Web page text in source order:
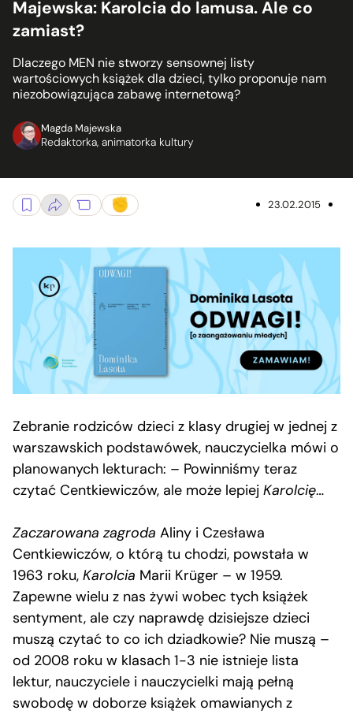
Majewska: Karolcia do lamusa. Ale co
zamiast?
Dlaczego MEN nie stworzy sensownej listy
wartościowych książek dla dzieci, tylko proponuje nam
niezobowiązująca zabawę internetową?
Magda Majewska
Redaktorka, animatorka kultury
23.02.2015
Zebranie rodziców dzieci z klasy drugiej w jednej z
warszawskich podstawówek, nauczycielka mówi o
planowanych lekturach: – Powinniśmy teraz
czytać Centkiewiczów, ale może lepiej Karolcię…
Zaczarowana zagroda Aliny i Czesława
Centkiewiczów, o którą tu chodzi, powstała w
1963 roku, Karolcia Marii Krüger – w 1959.
Zapewne wielu z nas żywi wobec tych książek
sentyment, ale czy naprawdę dzisiejsze dzieci
muszą czytać to co ich dziadkowie? Nie muszą –
od 2008 roku w klasach 1-3 nie istnieje lista
lektur, nauczyciele i nauczycielki mają pełną
swobodę w doborze książek omawianych z